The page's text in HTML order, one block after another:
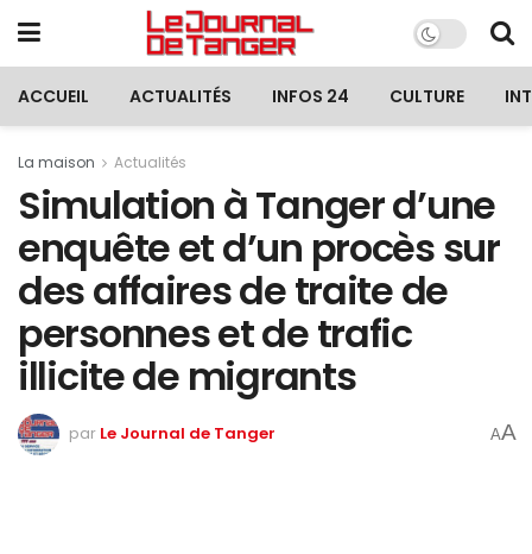
ACCUEIL ACTUALITÉS INFOS 24 CULTURE
La maison Actualités
Simulation à Tanger d’une
enquête et d’un procès sur
des affaires de traite de
personnes et de trafic
illicite de migrants
par Le Journal de Tanger AA